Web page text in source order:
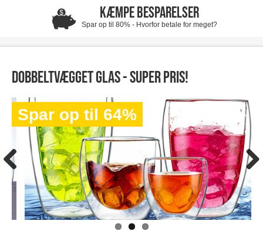
KÆMPE BESPARELSER
Spar op til 80% - Hvorfor betale for meget?
Dobbeltvægget glas - super pris!
Spar op til 64%